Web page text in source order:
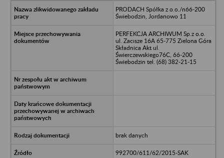
PRODACH Spółka z o.o./n66-200
Świebodzin, Jordanowo 11
PERFEKCJA ARCHIWUM Sp.z o.o.
ul. Zacisze 16A 65-775 Zielona Góra
Składnica Akt ul.
Świerczewskiego76C, 66-200
Świebodzin tel. (68) 382-21-15
brak danych
992700/611/62/2015-SAK